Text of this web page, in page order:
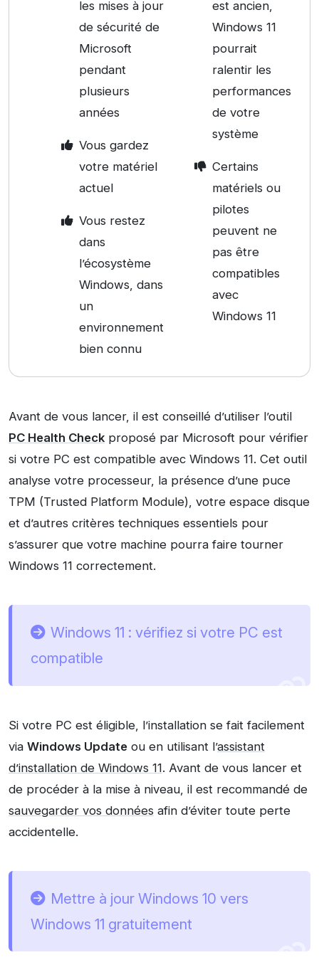
les mises à jour
de sécurité de
Microsoft
pendant
plusieurs
années
Vous gardez
votre matériel
actuel
Vous restez
dans
l’écosystème
Windows, dans
un
environnement
bien connu
est ancien,
Windows 11
pourrait
ralentir les
performances
de votre
système
Certains
matériels ou
pilotes
peuvent ne
pas être
compatibles
avec
Windows 11
Avant de vous lancer, il est conseillé d’utiliser l’outil
PC Health Check proposé par Microsoft pour vérifier
si votre PC est compatible avec Windows 11. Cet outil
analyse votre processeur, la présence d’une puce
TPM (Trusted Platform Module), votre espace disque
et d’autres critères techniques essentiels pour
s’assurer que votre machine pourra faire tourner
Windows 11 correctement.
Windows 11 : vérifiez si votre PC est
compatible
Si votre PC est éligible, l’installation se fait facilement
via Windows Update ou en utilisant l’assistant
d’installation de Windows 11. Avant de vous lancer et
de procéder à la mise à niveau, il est recommandé de
sauvegarder vos données afin d’éviter toute perte
accidentelle.
Mettre à jour Windows 10 vers
Windows 11 gratuitement